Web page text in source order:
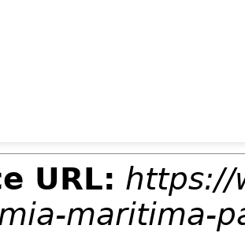
URL: https://
maritima-